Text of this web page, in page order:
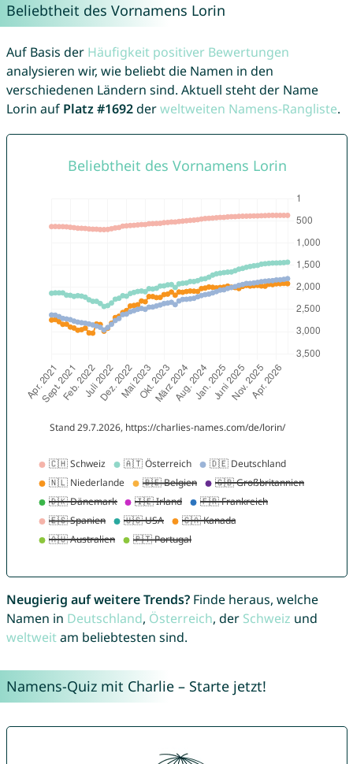
Beliebtheit des Vornamens Lorin
Auf Basis der Häufigkeit positiver Bewertungen
analysieren wir, wie beliebt die Namen in den
verschiedenen Ländern sind. Aktuell steht der Name
Lorin auf Platz #1692derweltweiten Namens-Rangliste.
Neugierig auf weitere Trends?Finde heraus, welche
Namen in Deutschland, Österreich, der Schweiz und
weltweitam beliebtesten sind.
Namens-Quiz mit Charlie – Starte jetzt!